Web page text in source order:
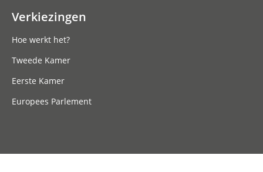
Verkiezingen
Hoe werkt het?
Tweede Kamer
Eerste Kamer
Europees Parlement